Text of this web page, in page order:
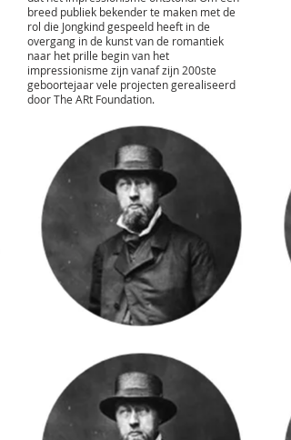
breed publiek bekender te maken met de
rol die Jongkind gespeeld heeft in de
overgang in de kunst van de romantiek
naar het prille begin van het
impressionisme zijn vanaf zijn 200ste
geboortejaar vele projecten gerealiseerd
door The ARt Foundation.